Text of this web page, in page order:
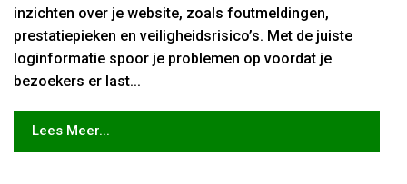
inzichten over je website, zoals foutmeldingen,
prestatiepieken en veiligheidsrisico’s. Met de juiste
loginformatie spoor je problemen op voordat je
bezoekers er last...
Lees Meer...